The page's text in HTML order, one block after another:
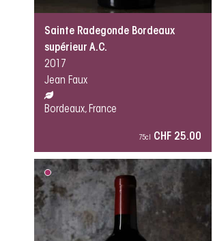
Sainte Radegonde Bordeaux
supérieur A.C.
2017
Jean Faux
Bordeaux, France
75cl CHF 25.00